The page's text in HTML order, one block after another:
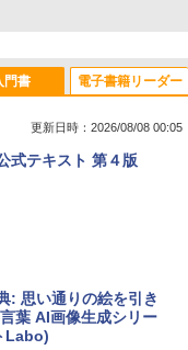
Neo A18 Proチッ
Retinaディスプ
- 800 Robux 【限
ロブロックス | オン
- 1000 Robux 【限
ムを含む】 【オンラ
門書
更新日時：2026/08/08 00:05
式テキスト 第４版
: 思い通りの絵を引き
葉 AI画像生成シリー
Labo)
電子書籍リーダー